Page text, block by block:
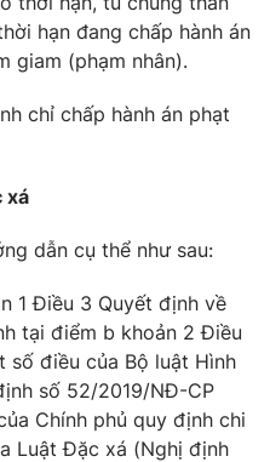
Thể thao
động sản
lòng Việt
hạn đang chấp hành án
giam (phạm nhân).
chỉ chấp hành án phạt
xá
dẫn cụ thể như sau:
1 Điều 3 Quyết định về
tại điểm b khoản 2 Điều
số điều của Bộ luật Hình
số 52/2019/NĐ-CP
Chính phủ quy định chi
Luật Đặc xá (Nghị định